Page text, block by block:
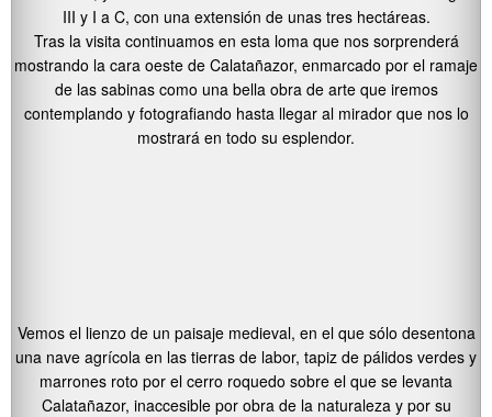
III y I a C, con una extensión de unas tres hectáreas.
Tras la visita continuamos en esta loma que nos sorprenderá
mostrando la cara oeste de Calatañazor, enmarcado por el ramaje
de las sabinas como una bella obra de arte que iremos
contemplando y fotografiando hasta llegar al mirador que nos lo
mostrará en todo su esplendor.
Vemos el lienzo de un paisaje medieval, en el que sólo desentona
una nave agrícola en las tierras de labor, tapiz de pálidos verdes y
marrones roto por el cerro roquedo sobre el que se levanta
Calatañazor, inaccesible por obra de la naturaleza y por su